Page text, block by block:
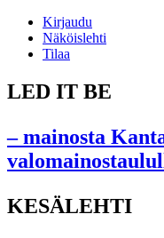
Kirjaudu
Näköislehti
Tilaa
LED IT BE
– mainosta
KESÄLEHTI